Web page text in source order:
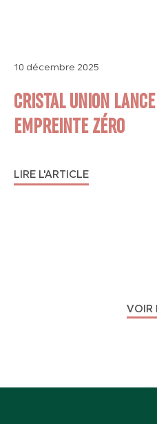
10 décembre 2025
CRISTAL UNION
EMPREINTE ZÉRO
LIRE L'ARTICLE
VOIR